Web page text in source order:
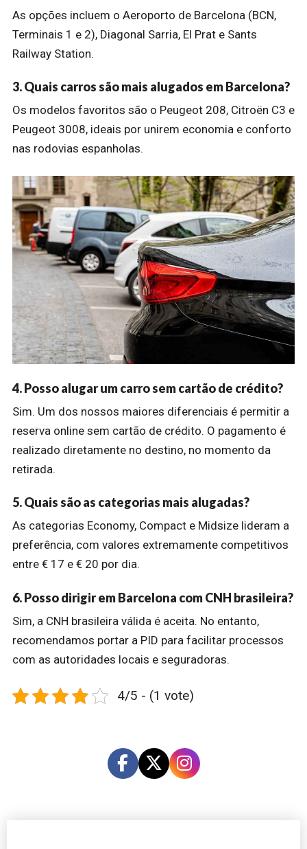
As opções incluem o Aeroporto de Barcelona (BCN,
Terminais 1 e 2), Diagonal Sarria, El Prat e Sants
Railway Station.
3. Quais carros são mais alugados em Barcelona?
Os modelos favoritos são o Peugeot 208, Citroën C3 e
Peugeot 3008, ideais por unirem economia e conforto
nas rodovias espanholas.
4. Posso alugar um carro sem cartão de crédito?
Sim. Um dos nossos maiores diferenciais é permitir a
reserva online sem cartão de crédito. O pagamento é
realizado diretamente no destino, no momento da
retirada.
5. Quais são as categorias mais alugadas?
As categorias Economy, Compact e Midsize lideram a
preferência, com valores extremamente competitivos
entre € 17 e € 20 por dia.
6. Posso dirigir em Barcelona com CNH brasileira?
Sim, a CNH brasileira válida é aceita. No entanto,
recomendamos portar a PID para facilitar processos
com as autoridades locais e seguradoras.
4/5 - (1 vote)